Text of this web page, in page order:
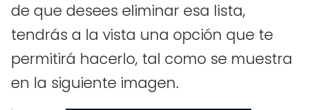
de que desees eliminar esa lista,
tendrás a la vista una opción que te
permitirá hacerlo, tal como se muestra
en la siguiente imagen.